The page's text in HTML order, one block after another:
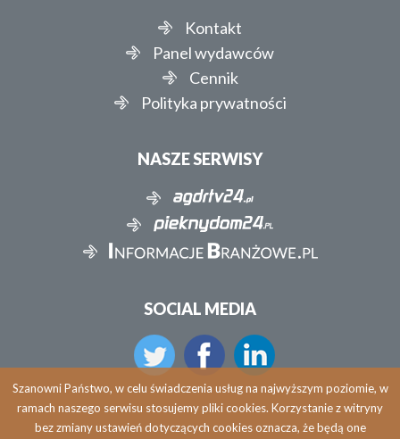
Kontakt
Panel wydawców
Cennik
Polityka prywatności
NASZE SERWISY
SOCIAL MEDIA
Szanowni Państwo, w celu świadczenia usług na najwyższym poziomie, w
ramach naszego serwisu stosujemy pliki cookies. Korzystanie z witryny
bez zmiany ustawień dotyczących cookies oznacza, że będą one